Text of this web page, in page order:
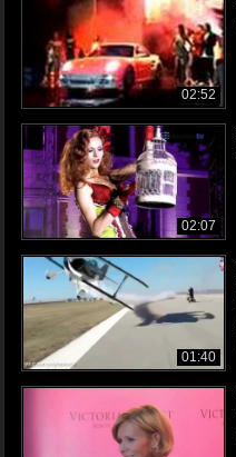
02:52
02:07
01:40